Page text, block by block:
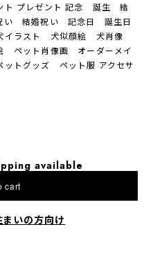
ト プレゼント 記念 誕生 結
い 結婚祝い 記念日 誕生日
ラスト 犬似顔絵 犬肖像
ペット肖像画 オーダーメイ
グッズ ペット服 アクセサ
available
cart
いの方向け